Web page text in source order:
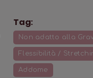
Tag:
Non adatto alla
Flessibilità /
Addome